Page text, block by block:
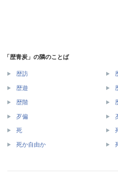
「歴青炭」の隣のことば
歴訪
歴遊
歴階
歹偏
死
死か自由か